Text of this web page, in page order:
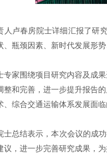
春房院士详细汇报了研究
、瓶颈因素、新时代发展形
围绕项目研究内容及成果
整和完善，进一步提升报告
、综合交通运输体系发展面
结表示，本次会议的成功
议，进一步完善研究成果，